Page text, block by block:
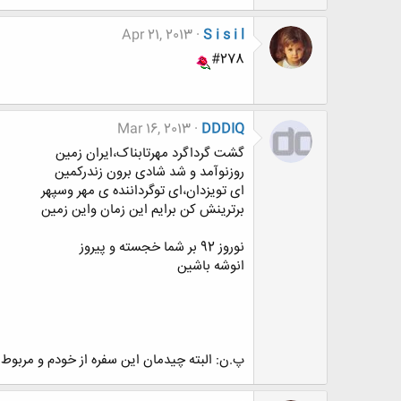
S i s i l
Apr 21, 2013
#278
DDDIQ
Mar 16, 2013
گشت گرداگرد مهرتابناک،ایران زمین
روزنوآمد و شد شادی برون زندرکمین
ای تویزدان،ای توگرداننده ی مهر وسپهر
برترینش کن برایم این زمان واین زمین
نوروز 92 بر شما خجسته و پیروز
انوشه باشین
پ.ن: البته چیدمان این سفره از خودم و مربوط